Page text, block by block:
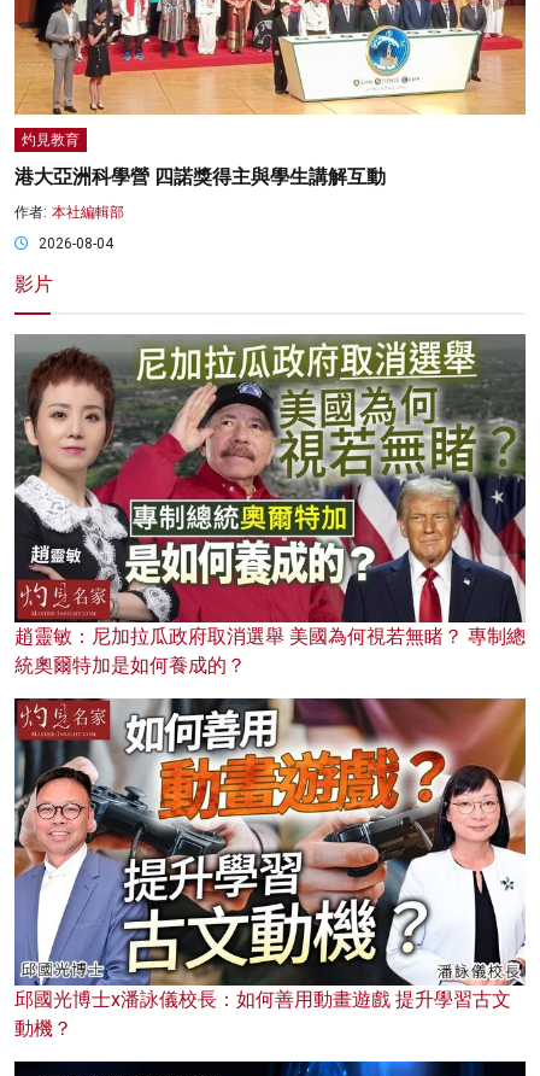
灼見教育
港大亞洲科學營 四諾獎得主與學生講解互動
作者: 本社編輯部
2026-08-04
影片
趙靈敏：尼加拉瓜政府取消選舉 美國為何視若無睹？ 專制總
統奧爾特加是如何養成的？
邱國光博士x潘詠儀校長：如何善用動畫遊戲 提升學習古文
動機？